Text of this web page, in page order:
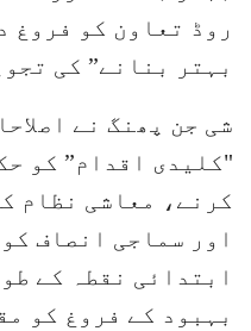
روڈ تعاون کو فروغ
بہتر بنانے” کی
شی جن پھنگ نے
"کلیدی اقدام” کو
کرنے، معاشی نظام
اور سماجی انصاف
ابتدائی نقطہ کے
بہبود کے فروغ کو